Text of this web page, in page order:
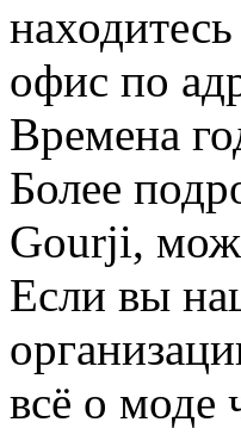
офис по
Времена
Более
Gourji,
Если вы
всё о моде